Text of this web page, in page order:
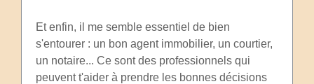
Et enfin, il me semble essentiel de bien
s'entourer : un bon agent immobilier, un courtier,
un notaire... Ce sont des professionnels qui
peuvent t'aider à prendre les bonnes décisions